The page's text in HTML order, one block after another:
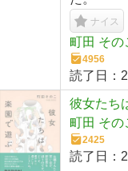
ナイス
町田 その
4956
読了日：
彼女たち
町田 その
2425
読了日：